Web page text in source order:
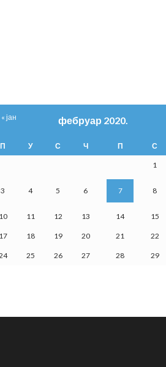
фебруар 2020.
П У С Ч П С
1
3 4 5 6 7 8
10 11 12 13 14 15
17 18 19 20 21 22
25 26 27 28 29
« јан